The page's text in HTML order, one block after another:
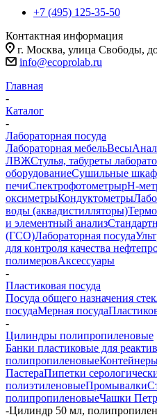
+7 (495) 125-35-50
Контактная информация
г. Москва, улица Свободы,
info@ecoprolab.ru
Главная
-
Каталог
-
Лабораторная посуда
Лабораторная мебельВесы
ЛВЖСтулья, табуреты
оборудованиеСушильные
печиСпектрофотометрыpH-
оксиметрыКондуктометры
воды (аквадистилляторы)
и элементный анализ
(ГСО)Лабораторная посуда
для контроля качества
полимеровАксессуары
-
Пластиковая посуда
Посуда общего назначения
посудаМерная посуда
-
Цилиндры полипропиленовые
Банки пластиковые для
полипропиленовые
ПастераПипетки
полиэтиленовыеПромывалки
полипропиленовыеЧашки
-Цилиндр 50 мл,